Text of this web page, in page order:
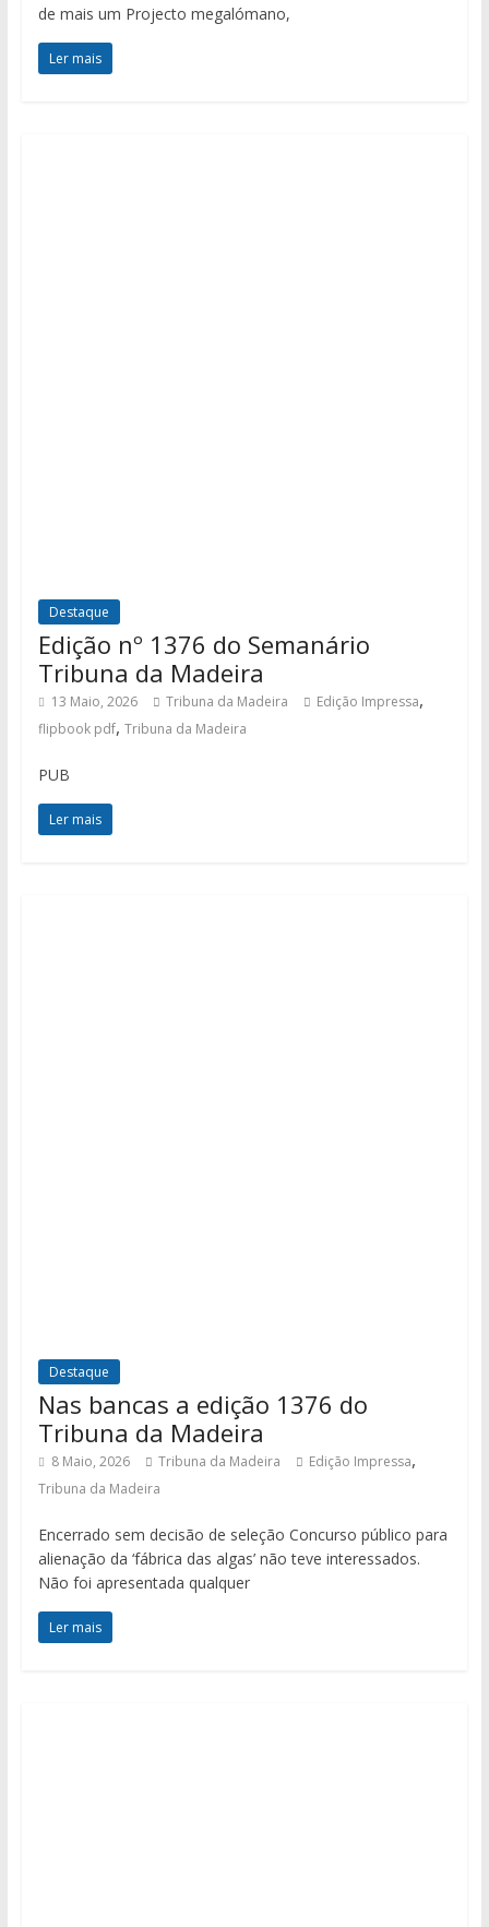
de mais um Projecto megalómano,
Ler mais
Destaque
Edição nº 1376 do Semanário
Tribuna da Madeira
13 Maio, 2026 Tribuna da Madeira Edição Impressa,
flipbook pdf, Tribuna da Madeira
PUB
Ler mais
Destaque
Nas bancas a edição 1376 do
Tribuna da Madeira
8 Maio, 2026 Tribuna da Madeira Edição Impressa,
Tribuna da Madeira
Encerrado sem decisão de seleção Concurso público para
alienação da ‘fábrica das algas’ não teve interessados.
Não foi apresentada qualquer
Ler mais